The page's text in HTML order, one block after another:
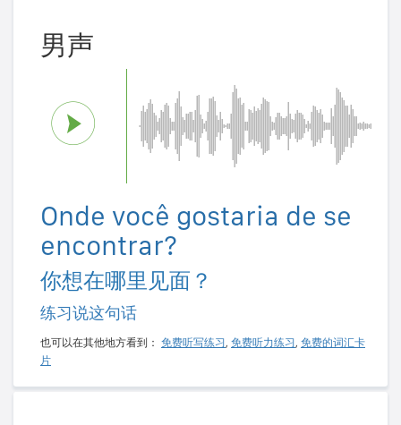
男声
Onde você gostaria de se
encontrar?
你想在哪里见面？
练习说这句话
也可以在其他地方看到： 免费听写练习, 免费听力练习, 免费的词汇卡
片